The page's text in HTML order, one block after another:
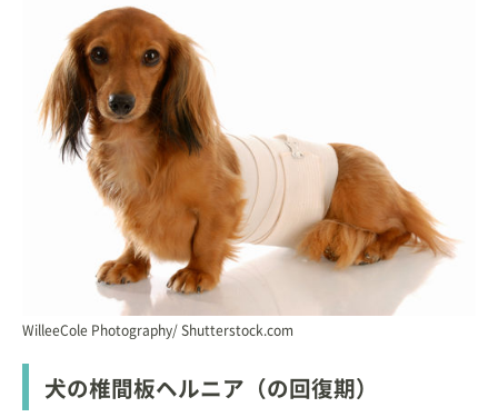
WilleeCole Photography/ Shutterstock.com
犬の椎間板ヘルニア（の回復期）